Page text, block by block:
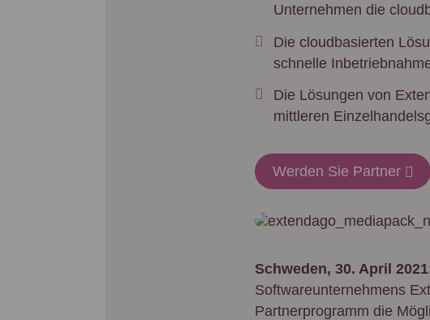
Unternehmen die
Die cloudbasierten
schnelle
Die Lösungen von
mittleren
Werden Sie Partner
Schweden, 30. April
Softwareunternehmens
Partnerprogramm die